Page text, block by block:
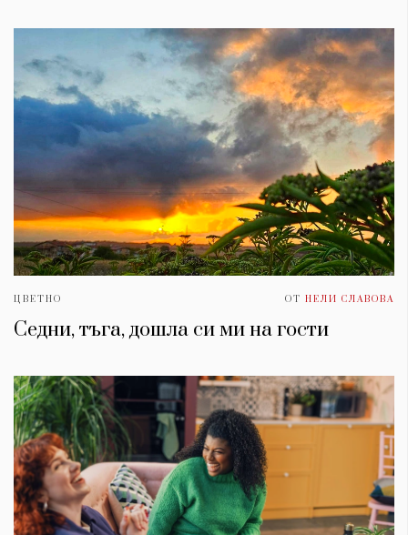
ЦВЕТНО ОТ НЕЛИ СЛАВОВА
Седни, тъга, дошла си ми на гости